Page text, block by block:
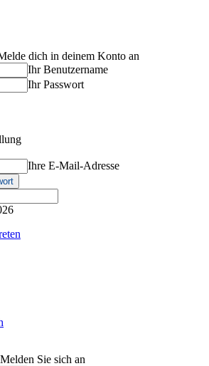
dich in deinem Konto an
Ihr Benutzername
Ihr Passwort
Ihre E-Mail-Adresse
Sie sich an